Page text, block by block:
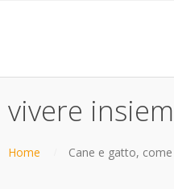
vivere
Home Cane e gatto,